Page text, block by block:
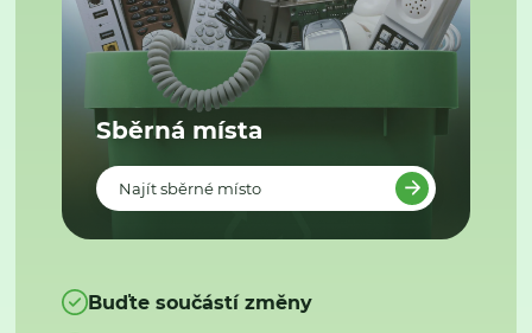
Sběrná místa
Najít sběrné místo
Buďte součástí změny